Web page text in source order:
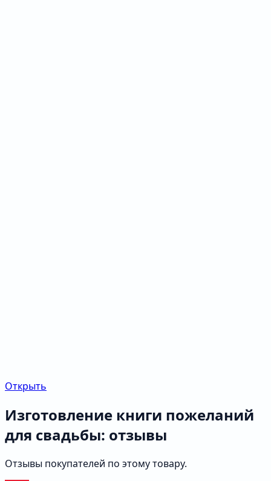
Открыть
Изготовление книги пожеланий
для свадьбы: отзывы
Отзывы покупателей по этому товару.